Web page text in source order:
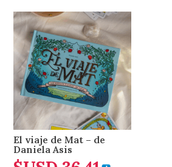
El viaje de Mat – de
Daniela Asis